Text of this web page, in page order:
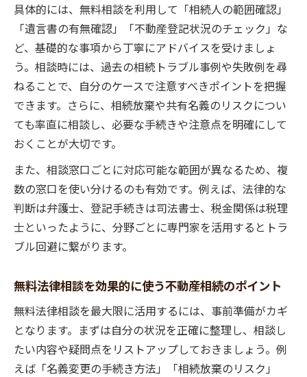
具体的には、無料相談を利用して「相続人の範囲確認」
「遺言書の有無確認」「不動産登記状況のチェック」な
ど、基礎的な事項から丁寧にアドバイスを受けましょ
う。相談時には、過去の相続トラブル事例や失敗例を尋
ねることで、自分のケースで注意すべきポイントを把握
できます。さらに、相続放棄や共有名義のリスクについ
ても率直に相談し、必要な手続きや注意点を明確にして
おくことが大切です。
また、相談窓口ごとに対応可能な範囲が異なるため、複
数の窓口を使い分けるのも有効です。例えば、法律的な
判断は弁護士、登記手続きは司法書士、税金関係は税理
士といったように、分野ごとに専門家を活用するとトラ
ブル回避に繋がります。
無料法律相談を効果的に使う不動産相続のポイント
無料法律相談を最大限に活用するには、事前準備がカギ
となります。まずは自分の状況を正確に整理し、相談し
たい内容や疑問点をリストアップしておきましょう。例
えば「名義変更の手続き方法」「相続放棄のリスク」